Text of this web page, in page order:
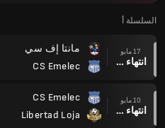
السلسلة أ
17 مايو
انتهاء وقت المباراة
مانتا إف سي
CS Emelec
10 مايو
انتهاء وقت المباراة
CS Emelec
Libertad Loja